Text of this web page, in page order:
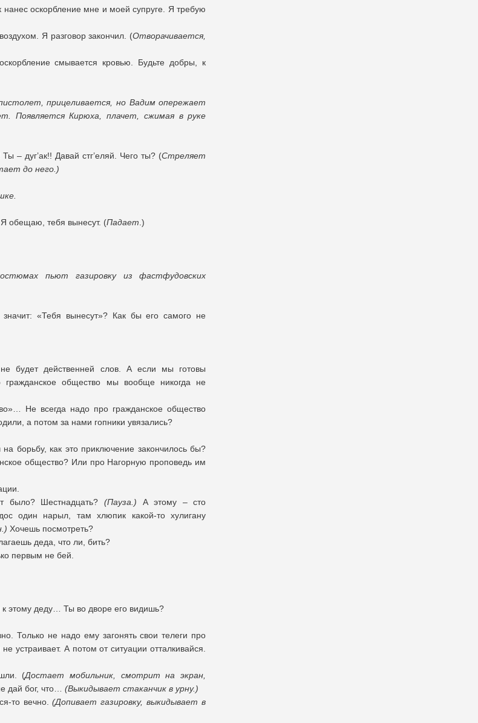
оскорбление мне и моей супруге. Я требую
Я разговор закончил. (Отворачивается,
смывается кровью. Будьте добры, к
прицеливается, но Вадим опережает
Появляется Кирюха, плачет, сжимая в руке
Ты – дуг’ак!! Давай стг’еляй. Чего ты? (Стреляет
до него.)
обещаю, тебя вынесут. (Падает .)
пьют газировку из фастфудовских
«Тебя вынесут»? Как бы его самого не
будет действенней слов. А если мы готовы
гражданское общество мы вообще никогда не
Не всегда надо про гражданское общество
а потом за нами гопники увязались?
борьбу, как это приключение закончилось бы?
общество? Или про Нагорную проповедь им
было? Шестнадцать? (Пауза.) А этому – сто
один нарыл, там хлюпик какой-то хулигану
Хочешь посмотреть?
деда, что ли, бить?
первым не бей.
этому деду… Ты во дворе его видишь?
Только не надо ему загонять свои телеги про
устраивает. А потом от ситуации отталкивайся.
(Достает мобильник, смотрит на экран,
дай бог, что… (Выкидывает стаканчик в урну.)
то вечно.(Допивает газировку, выкидывает в